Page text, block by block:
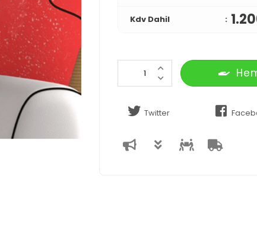
Kdv Dahil
Twitter